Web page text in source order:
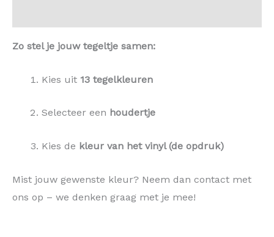
Zo stel je jouw tegeltje samen:
Kies uit 13 tegelkleuren
Selecteer een houdertje
Kies de kleur van het vinyl (de opdruk)
Mist jouw gewenste kleur? Neem dan contact met
ons op – we denken graag met je mee!